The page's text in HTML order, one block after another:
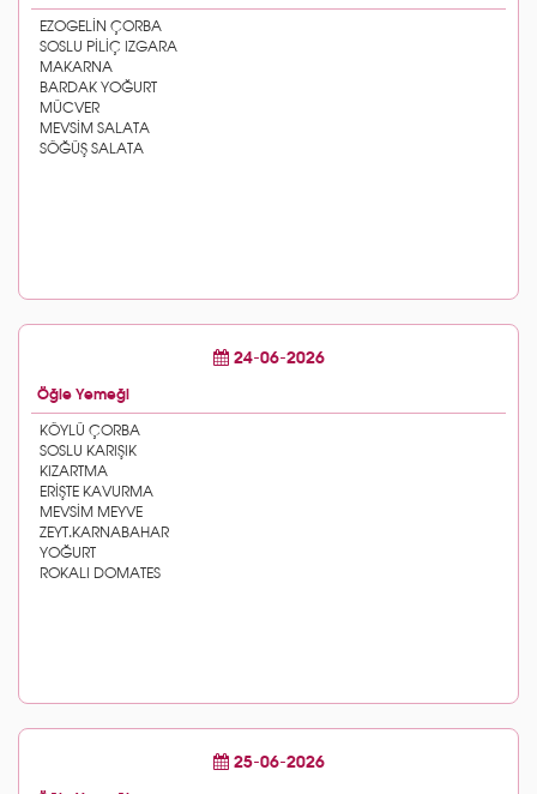
24-06-2026
Öğle Yemeği
25-06-2026